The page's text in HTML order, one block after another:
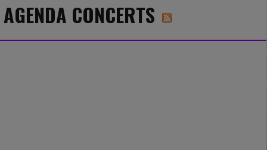
AGENDA CONCERTS